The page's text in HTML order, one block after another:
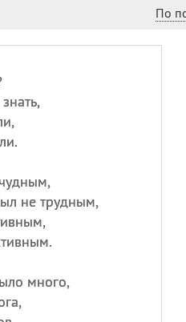
По
не трудным,
много,